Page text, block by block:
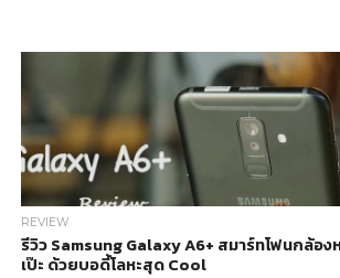
REVIEW
รีวิว Samsung Galaxy A6+ สมาร์ทโฟนกล้อ
เป๊ะ ด้วยบอดี้โลหะสุด Cool